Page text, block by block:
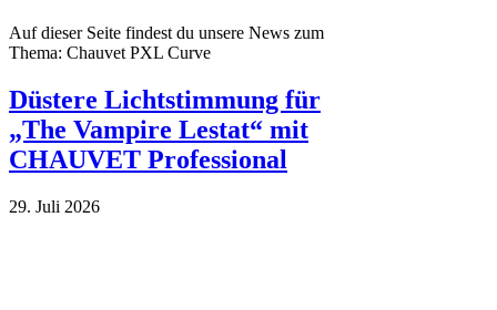
Auf dieser Seite findest du unsere News zum
Thema: Chauvet PXL Curve
Düstere Lichtstimmung für
„The Vampire Lestat“ mit
CHAUVET Professional
29. Juli 2026